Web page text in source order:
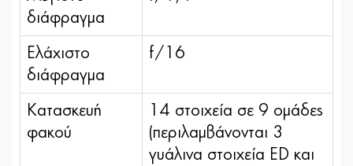
διάφραγμα
Ελάχιστο
διάφραγμα
f/16
Κατασκευή
φακού
14 στοιχεία σε 9 ομάδες
(περιλαμβάνονται 3
γυάλινα στοιχεία ED και